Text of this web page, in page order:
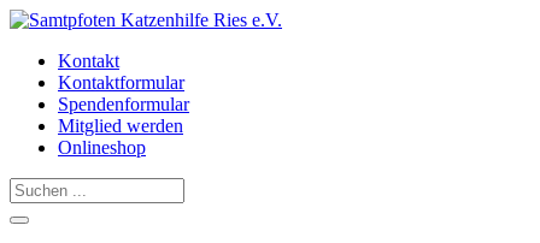
Kontakt
Kontaktformular
Spendenformular
Mitglied werden
Onlineshop